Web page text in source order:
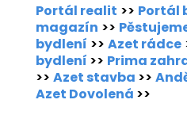
Portál realit >> Portál
magazín >>
bydlení >> Azet rádce
bydlení >> Prima
>> Azet stavba >>
Azet Dovolená >>